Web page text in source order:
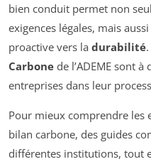
bien conduit permet non
exigences légales, mais
proactive vers la durabilité
Carbone de l’ADEME sont
entreprises dans leur
Pour mieux comprendre les
bilan carbone, des guides
différentes institutions, tout